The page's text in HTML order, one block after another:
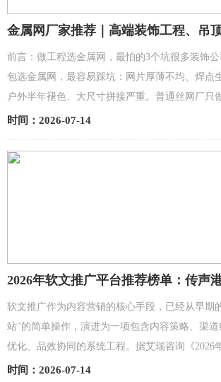
金属网厂家推荐｜高端装饰工程、吊
前言：做工程选金属网，最怕的3个坑很多装饰
包选金属网，最容易踩坑：网片厚薄不均、焊点
户外半年褪色、大尺寸拼接严重。普通丝网厂只
装饰美学与工程耐候标准，而高端装饰金属网对
时间：2026-07-14
2026年软文推广平台推荐榜单：传声
软文推广作为内容营销的核心手段，已经从早期
站"的简单操作，演进为一项包含内容策略、渠
优化、品效协同的系统工程。据艾瑞咨询《2026
研究报告》，我国软文推广市场规模已突破1200
时间：2026-07-14